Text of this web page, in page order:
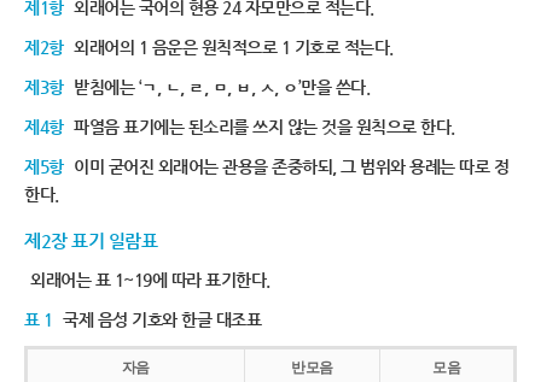
제1항 외래어는 국어의 현용 24 자모만으로 적는다.
제2항 외래어의 1 음운은 원칙적으로 1 기호로 적는다.
제3항 받침에는 ‘ㄱ, ㄴ, ㄹ, ㅁ, ㅂ, ㅅ, ㅇ’만을 쓴다.
제4항 파열음 표기에는 된소리를 쓰지 않는 것을 원칙으로 한다.
제5항 이미 굳어진 외래어는 관용을 존중하되, 그 범위와 용례는 따로 정
한다.
제2장 표기 일람표
외래어는 표 1~19에 따라 표기한다.
표 1 국제 음성 기호와 한글 대조표
자음 반모음 모음